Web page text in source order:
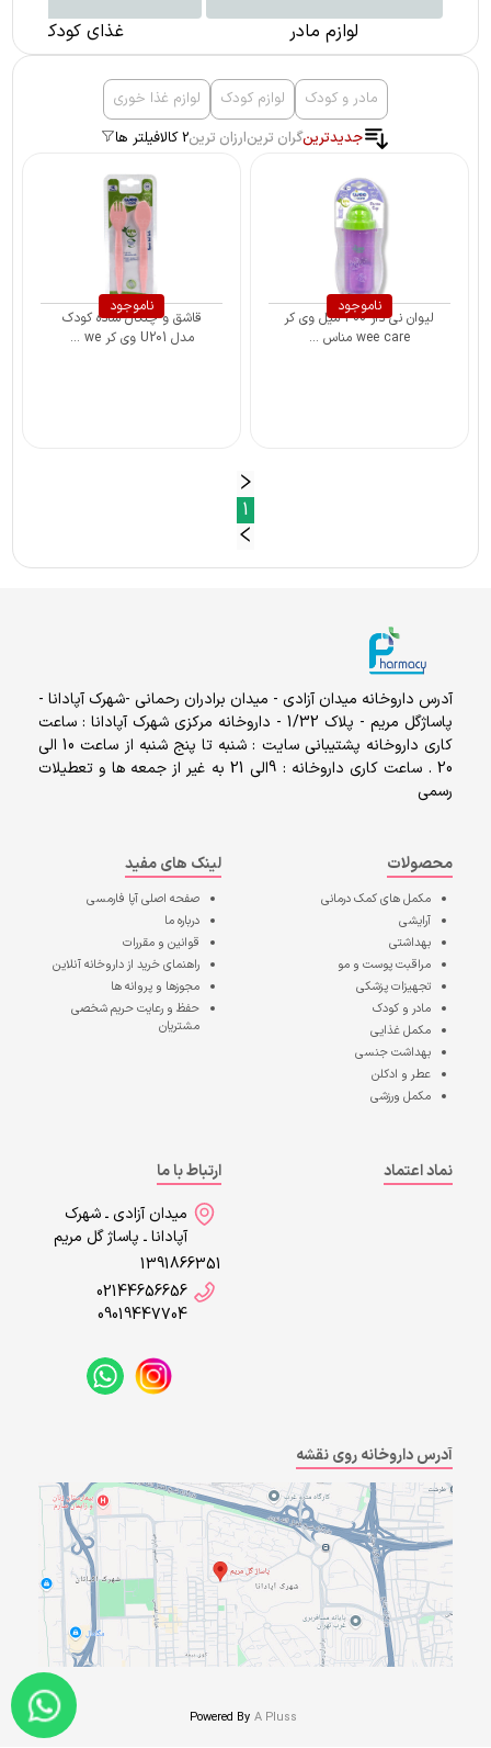
لوازم مادر غذای کودک
مادر و کودک لوازم کودک
لوازم غذا خوری
جدیدترینگران ترینارزان ترین2 کالا فیلتر ها
ناموجود
لیوان نی دار 300 میل وی کر
wee care مناس ...
ناموجود
قاشق و چنگال ساده کودک
مدل U201 وی کر we ...
1
آدرس داروخانه میدان آزادی - میدان برادران رحمانی -شهرک آپادانا -
پاساژگل مریم - پلاک 1/32 - داروخانه مرکزی شهرک آپادانا : ساعت
کاری داروخانه پشتیبانی سایت : شنبه تا پنج شنبه از ساعت 10 الی
20 . ساعت کاری داروخانه : 9الی 21 به غیر از جمعه ها و تعطیلات
رسمی
محصولات
مکمل های کمک درمانی
آرایشی
بهداشتی
مراقبت پوست و مو
تجهیزات پزشکی
مادر و کودک
مکمل غذایی
بهداشت جنسی
عطر و ادکلن
مکمل ورزشی
لینک های مفید
صفحه اصلیآپا فارمسی
درباره ما
قوانین و مقررات
راهنمای خرید از داروخانه آنلاین
مجوزها و پروانه ها
حفظ و رعایت حریم شخصی
مشتریان
نماد اعتماد
ارتباط با ما
میدان آزادی ـ شهرک
آپادانا ـ پاساژ گل مریم
1391866351
02144656656
09019447704
آدرس داروخانه روی نقشه
A Pluss
Powered By